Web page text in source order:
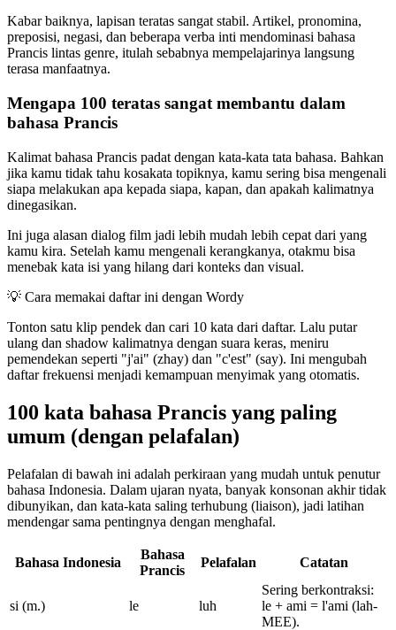
Kabar baiknya, lapisan teratas sangat stabil. Artikel, pronomina,
preposisi, negasi, dan beberapa verba inti mendominasi bahasa
Prancis lintas genre, itulah sebabnya mempelajarinya langsung
terasa manfaatnya.
Mengapa 100 teratas sangat membantu dalam
bahasa Prancis
Kalimat bahasa Prancis padat dengan kata-kata tata bahasa. Bahkan
jika kamu tidak tahu kosakata topiknya, kamu sering bisa mengenali
siapa melakukan apa kepada siapa, kapan, dan apakah kalimatnya
dinegasikan.
Ini juga alasan dialog film jadi lebih mudah lebih cepat dari yang
kamu kira. Setelah kamu mengenali kerangkanya, otakmu bisa
menebak kata isi yang hilang dari konteks dan visual.
💡 Cara memakai daftar ini dengan Wordy
Tonton satu klip pendek dan cari 10 kata dari daftar. Lalu putar
ulang dan shadow kalimatnya dengan suara keras, meniru
pemendekan seperti "j'ai" (zhay) dan "c'est" (say). Ini mengubah
daftar frekuensi menjadi kemampuan menyimak yang otomatis.
100 kata bahasa Prancis yang paling
umum (dengan pelafalan)
Pelafalan di bawah ini adalah perkiraan yang mudah untuk penutur
bahasa Indonesia. Dalam ujaran nyata, banyak konsonan akhir tidak
dibunyikan, dan kata-kata saling terhubung (liaison), jadi latihan
mendengar sama pentingnya dengan menghafal.
Bahasa Indonesia
Bahasa
Prancis
Pelafalan Catatan
si (m.) le luh
Sering berkontraksi:
le + ami = l'ami (lah-
MEE).